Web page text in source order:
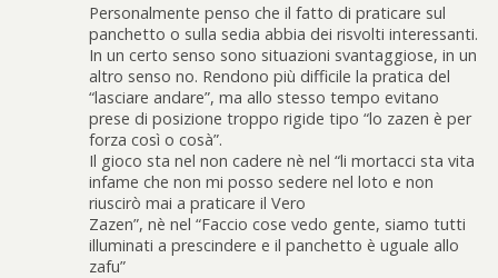
Personalmente penso che il fatto di praticare sul
panchetto o sulla sedia abbia dei risvolti interessanti.
In un certo senso sono situazioni svantaggiose, in un
altro senso no. Rendono più difficile la pratica del
“lasciare andare”, ma allo stesso tempo evitano
prese di posizione troppo rigide tipo “lo zazen è per
forza così o cosà”.
Il gioco sta nel non cadere nè nel “li mortacci sta vita
infame che non mi posso sedere nel loto e non
riuscirò mai a praticare il Vero
Zazen”, nè nel “Faccio cose vedo gente, siamo tutti
illuminati a prescindere e il panchetto è uguale allo
zafu”